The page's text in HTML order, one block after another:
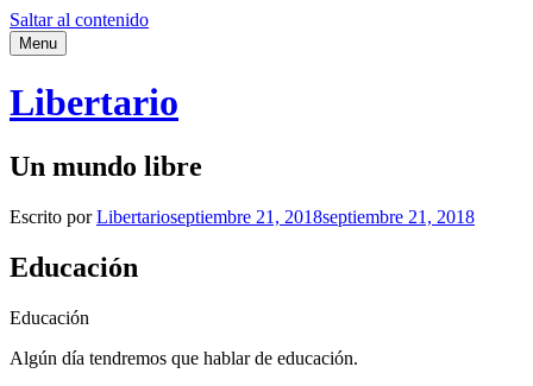
Saltar al contenido
Menu
Libertario
Un mundo libre
Escrito porLibertarioseptiembre 21, 2018septiembre 21, 2018
Educación
Educación
Algún día tendremos que hablar de educación.